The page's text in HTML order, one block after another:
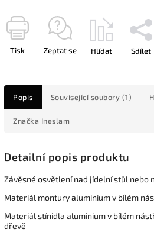
Tisk Zeptat se Hlídat Sdílet
Popis Související soubory (1)
Značka Ineslam
Detailní popis produktu
Závěsné osvětlení nad jídelní stůl nebo
Materiál montury aluminium v bílém
Materiál stínidla aluminium v bílém
dřevě